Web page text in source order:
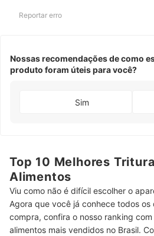
Reportar erro
Nossas recomendações de como
produto foram úteis para você?
Sim
Top 10 Melhores
Alimentos
Viu como não é difícil escolher o
Agora que você já conhece todos
compra, confira o nosso ranking
alimentos mais vendidos no Brasil.